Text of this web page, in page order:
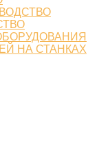
НА СТАНКАХ